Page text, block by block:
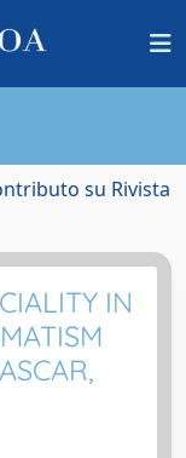
su Rivista
IN